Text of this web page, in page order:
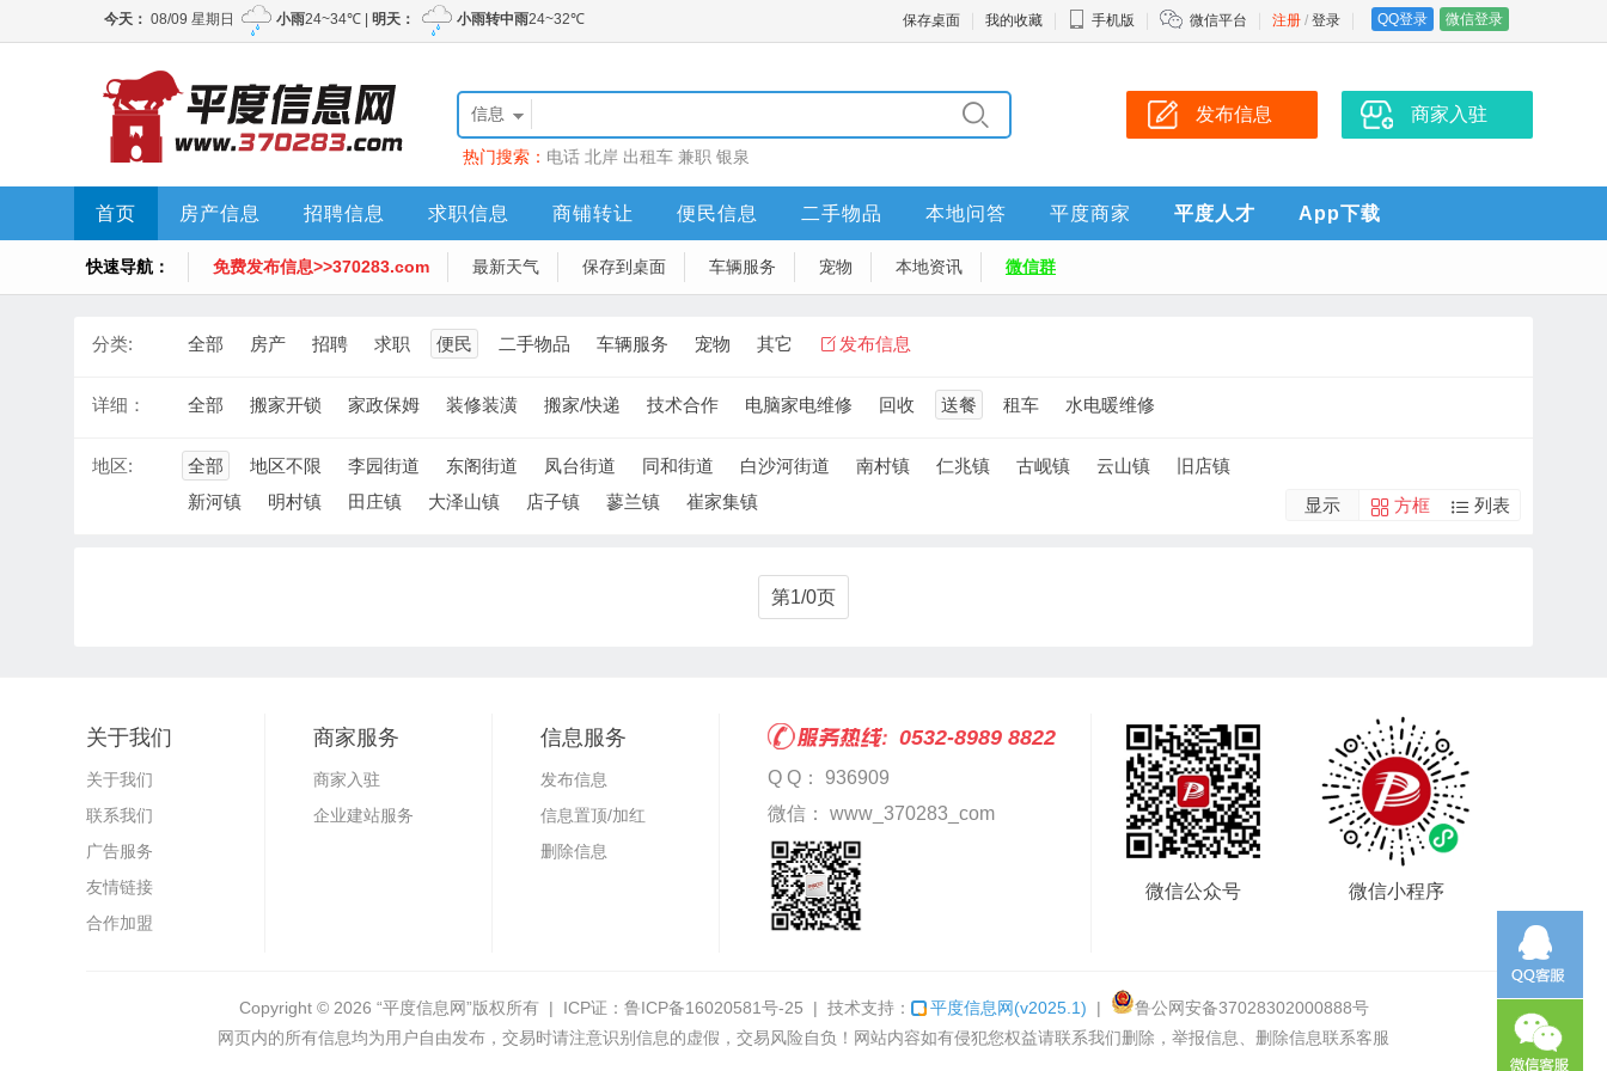
注册 / 登录 QQ登录 微信登录
保存桌面 我的收藏 手机版 微信平台
信息
热门搜索： 电话 北岸 出租车 兼职 银泉
发布信息 商家入驻
首页 房产信息 招聘信息 求职信息 商铺转让 便民信息 二手物品 本地问答 平度商家 平度人才 App下载
快速导航： 免费发布信息>>370283.com 最新天气 保存到桌面 车辆服务 宠物 本地资讯 微信群
分类: 全部 房产 招聘 求职 便民 二手物品 车辆服务 宠物 其它 发布信息
详细： 全部 搬家开锁 家政保姆 装修装潢 搬家/快递 技术合作 电脑家电维修 回收 送餐 租车 水电暖维修
地区: 全部 地区不限 李园街道 东阁街道 凤台街道 同和街道 白沙河街道 南村镇 仁兆镇 古岘镇 云山镇
旧店镇
新河镇
明村镇 田庄镇 大泽山镇 店子镇 蓼兰镇 崔家集镇 显示 方框 列表
第1/0页
关于我们
关于我们
联系我们
广告服务
友情链接
合作加盟
商家服务
商家入驻
企业建站服务
信息服务
发布信息
信息置顶/加红
删除信息
0532-8989 8822
Q Q： 936909
微信： www_370283_com
微信公众号 微信小程序
Copyright © 2026 “平度信息网”版权所有 | ICP证： 鲁ICP备16020581号-25 | 技术支持： 平度信息网(v2025.1) |
鲁公网安备37028302000888号
网页内的所有信息均为用户自由发布，交易时请注意识别信息的虚假，交易风险自负！网站内容如有侵犯您权益请联系我们删除，举报信息、删除信息联系客服